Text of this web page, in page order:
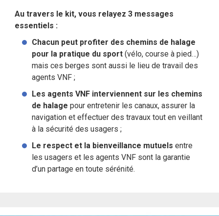
Au travers le kit, vous relayez 3 messages
essentiels :
Chacun peut profiter des chemins de halage
pour la pratique du sport (vélo, course à pied…)
mais ces berges sont aussi le lieu de travail des
agents VNF ;
Les agents VNF interviennent sur les chemins
de halage pour entretenir les canaux, assurer la
navigation et effectuer des travaux tout en veillant
à la sécurité des usagers ;
Le respect et la bienveillance mutuels entre
les usagers et les agents VNF sont la garantie
d’un partage en toute sérénité.